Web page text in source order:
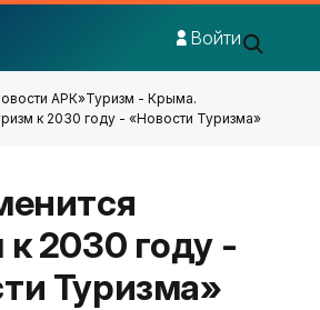
Войти
АРК»Туризм - Крыма.
к 2030 году - «Новости Туризма»
2030 году -
Туризма»